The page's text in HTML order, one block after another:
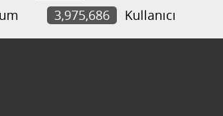
3,975,686 Kullanıcı